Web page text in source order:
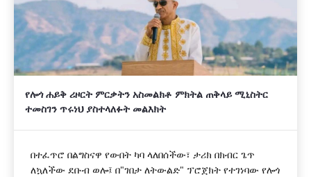
የሎጎ ሐይቅ ሪዞርት ምርቃትን አስመልክቶ ምክትል ጠቅላይ ሚኒስትር
ተመስገን ጥሩነህ ያስተላለፉት መልእክት
በተፈጥሮ በልግስናዋ የውበት ካባ ላለበሰችው፣ ታሪክ በክብር ጌጥ
ለኳለችው ደቡብ ወሎ፤ በ"ገበታ ለትውልድ" ፕሮጀክት የተገነባው የሎጎ